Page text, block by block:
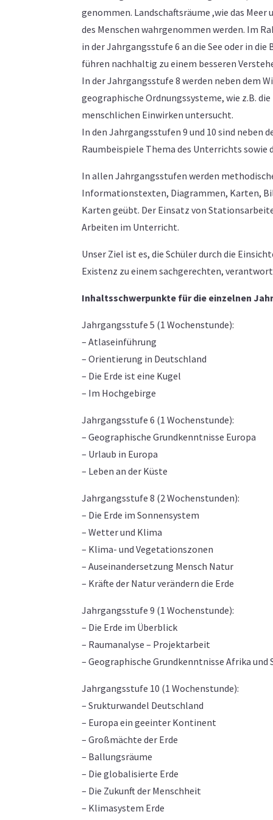
genommen. Landschaftsräume ,wie das
des Menschen wahrgenommen werden. Im
in der Jahrgangsstufe 6 an die See oder in
führen nachhaltig zu einem besseren
In der Jahrgangsstufe 8 werden neben dem
geographische Ordnungssysteme, wie z.B.
menschlichen Einwirken untersucht.
In den Jahrgangsstufen 9 und 10 sind
Raumbeispiele Thema des Unterrichts
In allen Jahrgangsstufen werden
Informationstexten, Diagrammen, Karten,
Karten geübt. Der Einsatz von
Arbeiten im Unterricht.
Unser Ziel ist es, die Schüler durch die
Existenz zu einem sachgerechten,
Inhaltsschwerpunkte für die einzelnen
Jahrgangsstufe 5 (1 Wochenstunde):
– Atlaseinführung
– Orientierung in Deutschland
– Die Erde ist eine Kugel
– Im Hochgebirge
Jahrgangsstufe 6 (1 Wochenstunde):
– Geographische Grundkenntnisse Europa
– Urlaub in Europa
– Leben an der Küste
Jahrgangsstufe 8 (2 Wochenstunden):
– Die Erde im Sonnensystem
– Wetter und Klima
– Klima- und Vegetationszonen
– Auseinandersetzung Mensch Natur
– Kräfte der Natur verändern die Erde
Jahrgangsstufe 9 (1 Wochenstunde):
– Die Erde im Überblick
– Raumanalyse – Projektarbeit
– Geographische Grundkenntnisse Afrika und
Jahrgangsstufe 10 (1 Wochenstunde):
– Srukturwandel Deutschland
– Europa ein geeinter Kontinent
– Großmächte der Erde
– Ballungsräume
– Die globalisierte Erde
– Die Zukunft der Menschheit
– Klimasystem Erde